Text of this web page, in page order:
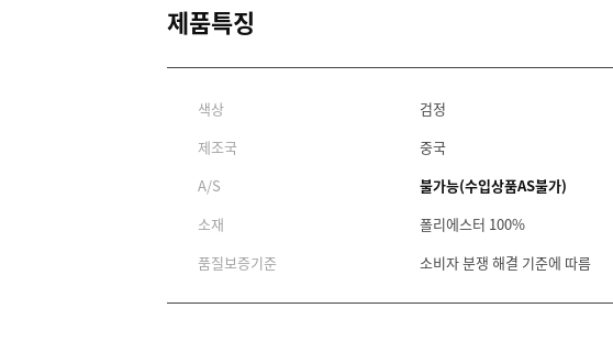
제품특징
색상
검정
제조국
중국
A/S
불가능(수입상품AS불가)
소재
폴리에스터 100%
품질보증기준
소비자 분쟁 해결 기준에 따름